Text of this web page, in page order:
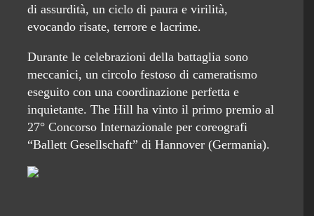
di assurdità, un ciclo di paura e virilità,
evocando risate, terrore e lacrime.
Durante le celebrazioni della battaglia sono
meccanici, un circolo festoso di cameratismo
eseguito con una coordinazione perfetta e
inquietante. The Hill ha vinto il primo premio al
27° Concorso Internazionale per coreografi
“Ballett Gesellschaft” di Hannover (Germania).